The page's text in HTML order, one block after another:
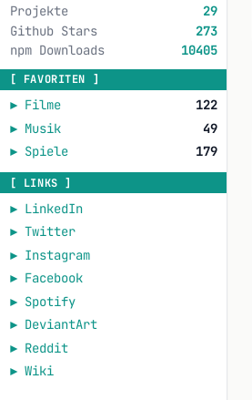
Projekte
29
Github Stars
273
npm Downloads
10405
[ FAVORITEN ]
► Filme
122
► Musik
49
► Spiele 179
[ LINKS ]
► LinkedIn
► Twitter
► Instagram
► Facebook
► Spotify
► DeviantArt
► Reddit
► Wiki